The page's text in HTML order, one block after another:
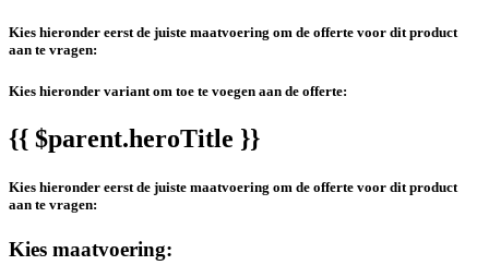
Kies hieronder eerst de juiste maatvoering om de offerte voor dit product
aan te vragen:
Kies hieronder variant om toe te voegen aan de offerte:
{{ $parent.heroTitle }}
Kies hieronder eerst de juiste maatvoering om de offerte voor dit product
aan te vragen:
Kies maatvoering: